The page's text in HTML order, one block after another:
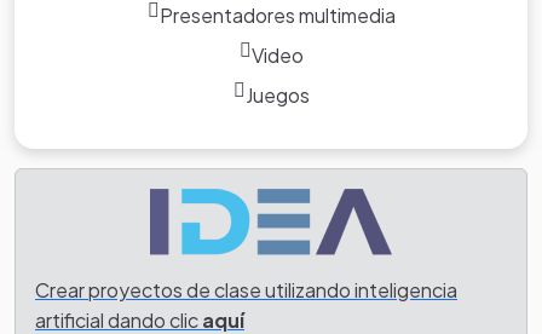
Presentadores multimedia
Video
Juegos
Crear proyectos de clase utilizando inteligencia
artificial dando clicaquí